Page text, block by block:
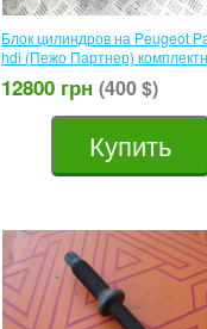
Блок цилиндров на Peugeot
hdi (Пежо Партнер)
12800 грн (400 $)
Купить